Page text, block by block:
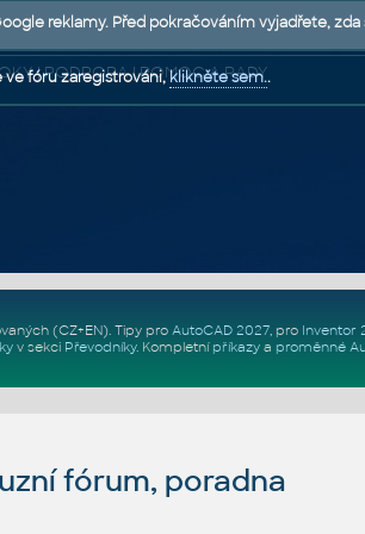
| PODPORA | POMOC A RADY
(CZ+EN). Tipy pro AutoCAD 2027, pro Inventor
v sekci Převodníky. Kompletní příkazya proměnné
fórum, poradna
reklamy. Před pokračováním vyjadřete,
ve fóru zaregistrováni,klikněte sem..